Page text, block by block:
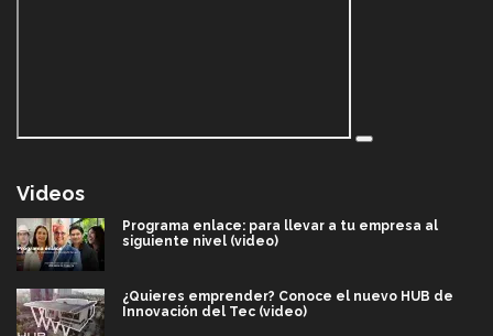
Videos
Programa enlace: para llevar a tu empresa al
siguiente nivel (video)
¿Quieres emprender? Conoce el nuevo HUB de
Innovación del Tec (video)